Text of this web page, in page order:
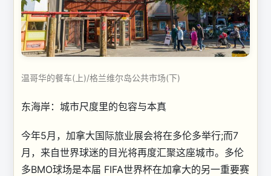
温哥华的餐车(上)/格兰维尔岛公共市场(下)
东海岸：城市尺度里的包容与本真
今年5月，加拿大国际旅业展会将在多伦多举行;而7
月，来自世界球迷的目光将再度汇聚这座城市。多伦
多BMO球场是本届 FIFA世界杯在加拿大的另一重要赛